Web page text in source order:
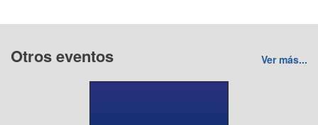
Otros eventos Ver más...